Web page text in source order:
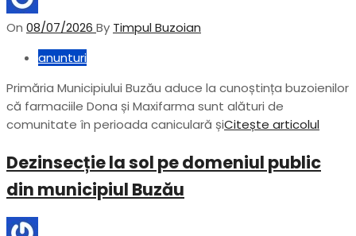
On 08/07/2026 By Timpul Buzoian
anunturi
Primăria Municipiului Buzău aduce la cunoștința buzoienilor
că farmaciile Dona și Maxifarma sunt alături de
comunitate în perioada caniculară șiCitește articolul
Dezinsecție la sol pe domeniul public
din municipiul Buzău